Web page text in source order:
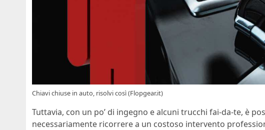
Chiavi chiuse in auto, risolvi così (Flopgear.it)
Tuttavia, con un po’ di ingegno e alcuni trucchi fai-da-te, è
necessariamente ricorrere a un costoso intervento